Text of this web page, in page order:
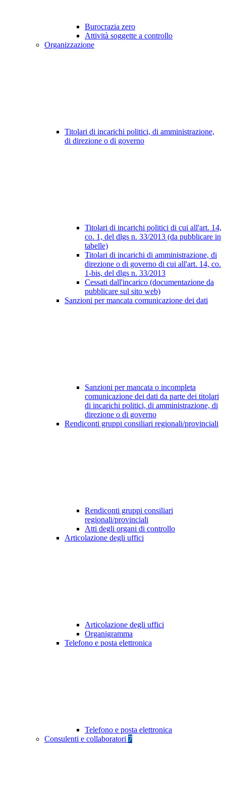
Burocrazia zero
Attività soggette a controllo
Organizzazione
Titolari di incarichi politici, di amministrazione,
di direzione o di governo
Titolari di incarichi politici di cui all'art. 14,
co. 1, del dlgs n. 33/2013 (da pubblicare in
tabelle)
Titolari di incarichi di amministrazione, di
direzione o di governo di cui all'art. 14, co.
1-bis, del dlgs n. 33/2013
Cessati dall'incarico (documentazione da
pubblicare sul sito web)
Sanzioni per mancata comunicazione dei dati
Sanzioni per mancata o incompleta
comunicazione dei dati da parte dei titolari
di incarichi politici, di amministrazione, di
direzione o di governo
Rendiconti gruppi consiliari regionali/provinciali
Rendiconti gruppi consiliari
regionali/provinciali
Atti degli organi di controllo
Articolazione degli uffici
Articolazione degli uffici
Organigramma
Telefono e posta elettronica
Telefono e posta elettronica
Consulenti e collaboratori 7